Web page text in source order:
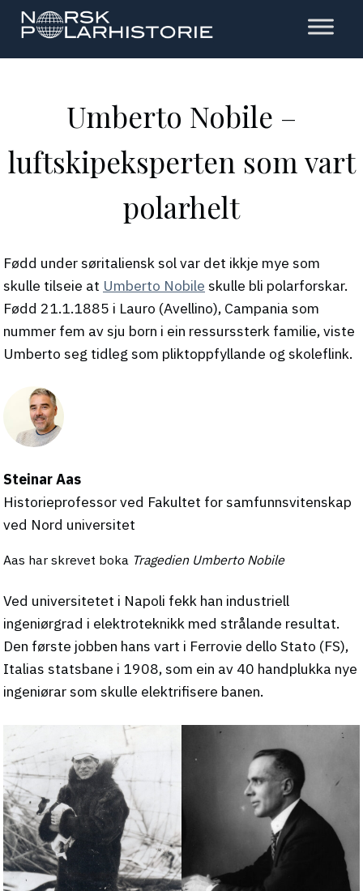
Hopp
hovedinnholdet
Polarhistorie
Umberto Nobile –
luftskipeksperten som vart
polarhelt
Fødd under søritaliensk sol var det ikkje mye som
skulle tilseie at Umberto Nobile skulle bli polarforskar.
Fødd 21.1.1885 i Lauro (Avellino), Campania som
nummer fem av sju born i ein ressurssterk familie, viste
Umberto seg tidleg som pliktoppfyllande og skoleflink.
Steinar Aas
Historieprofessor ved Fakultet for samfunnsvitenskap
ved Nord universitet
Aas har skrevet boka Tragedien Umberto Nobile
Ved universitetet i Napoli fekk han industriell
ingeniørgrad i elektroteknikk med strålande resultat.
Den første jobben hans vart i Ferrovie dello Stato (FS),
Italias statsbane i 1908, som ein av 40 handplukka nye
ingeniørar som skulle elektrifisere banen.